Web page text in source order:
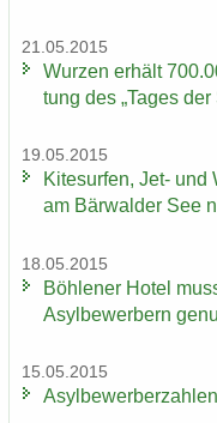
21.05.2015
Wur­zen er­hält
tung des „Tages der
19.05.2015
Ki­te­sur­fen, Jet- und
am Bär­wal­der See
18.05.2015
Böh­le­ner Hotel
Asyl­be­wer­bern
15.05.2015